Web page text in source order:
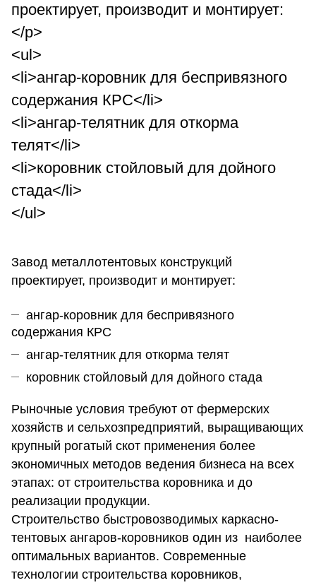
проектирует, производит и монтирует:
</p>
<ul>
<li>ангар-коровник для беспривязного
содержания КРС</li>
<li>ангар-телятник для откорма
телят</li>
<li>коровник стойловый для дойного
стада</li>
</ul>
Завод металлотентовых конструкций
проектирует, производит и монтирует:
ангар-коровник для беспривязного
содержания КРС
ангар-телятник для откорма телят
коровник стойловый для дойного стада
Рыночные условия требуют от фермерских
хозяйств и сельхозпредприятий, выращивающих
крупный рогатый скот применения более
экономичных методов ведения бизнеса на всех
этапах: от строительства коровника и до
реализации продукции.
Строительство быстровозводимых каркасно-
тентовых ангаров-коровников один из наиболее
оптимальных вариантов. Современные
технологии строительства коровников,